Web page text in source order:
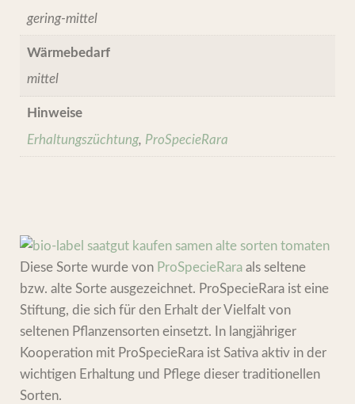
gering-mittel
Wärmebedarf
mittel
Hinweise
Erhaltungszüchtung, ProSpecieRara
Diese Sorte wurde von ProSpecieRara als seltene
bzw. alte Sorte ausgezeichnet. ProSpecieRara ist eine
Stiftung, die sich für den Erhalt der Vielfalt von
seltenen Pflanzensorten einsetzt. In langjähriger
Kooperation mit ProSpecieRara ist Sativa aktiv in der
wichtigen Erhaltung und Pflege dieser traditionellen
Sorten.